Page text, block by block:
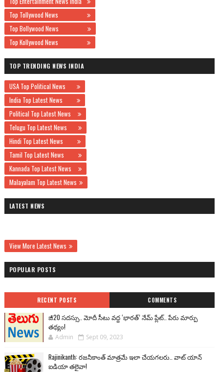
Top Tollywood News
Top Bollywood News
Top Kollywood News
TOP TRENDING NEWS INDIA
USA Top Political News
India Top Latest News
Political Top Latest News
Telugu Top Latest News
Hindi Top Latest News
Tamil Top Latest News
Kannada Top Latest News
Malayalam Top Latest News
LATEST NEWS
View More Latest News
POPULAR POSTS
RECENT POSTS COMMENTS
జీ20 సదస్సు.. మోదీ సీటు వద్ద ‘భారత్’ నేమ్ ప్లేట్‌.. పేరు మార్పు
తథ్యం!
Admin Sept 09, 2023
Rajinikanth: రజనీకాంత్ మాత్రమే ఇలా చేయగలరు.. వాట్ యాన్
ఐడియా తలైవా!